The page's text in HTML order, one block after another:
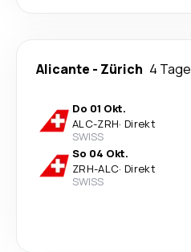
Alicante - Zürich 4 Tage
Do 01 Okt.
ALC-ZRH· Direkt
SWISS
So 04 Okt.
ZRH-ALC· Direkt
SWISS